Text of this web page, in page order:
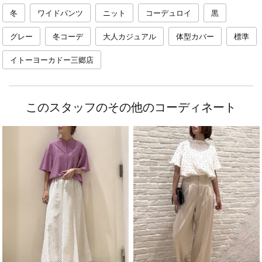
冬 ワイドパンツ ニット コーデュロイ 黒
グレー 冬コーデ 大人カジュアル 体型カバー 標準
イトーヨーカドー三郷店
このスタッフのその他のコーディネート